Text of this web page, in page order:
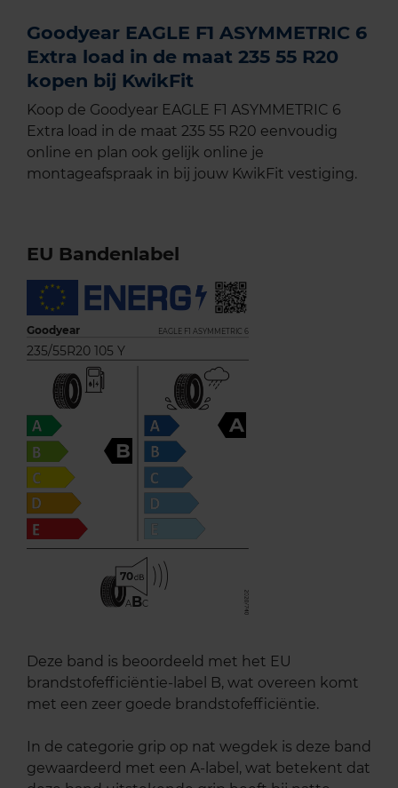
Goodyear EAGLE F1 ASYMMETRIC 6
Extra load in de maat 235 55 R20
kopen bij KwikFit
Koop de Goodyear EAGLE F1 ASYMMETRIC 6
Extra load in de maat 235 55 R20 eenvoudig
online en plan ook gelijk online je
montageafspraak in bij jouw KwikFit vestiging.
EU Bandenlabel
Goodyear EAGLE F1 ASYMMETRIC 6
235/55R20 105 Y
B
A
70
ABC
Deze band is beoordeeld met het EU
brandstofefficiëntie-label B, wat overeen komt
met een zeer goede brandstofefficiëntie.
In de categorie grip op nat wegdek is deze band
gewaardeerd met een A-label, wat betekent dat